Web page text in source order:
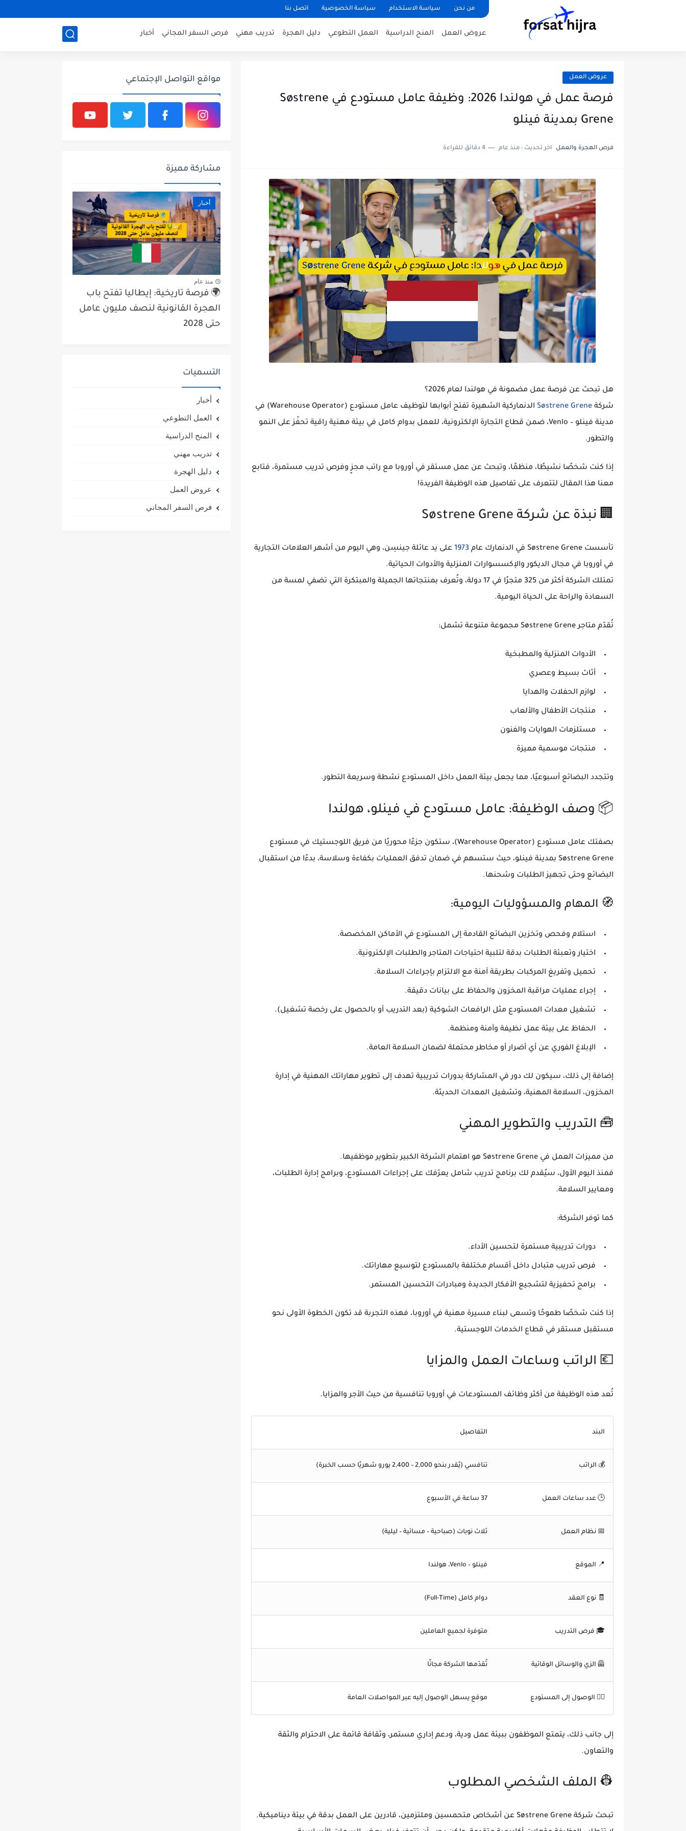
من نحن سياسة الاستخدام سياسة الخصوصية اتصل بنا
عروض العمل المنح الدراسية العمل التطوعي دليل الهجرة تدريب مهني فرص السفر المجاني أخبار
عروض العمل
فرصة عمل في هولندا 2026: وظيفة عامل مستودع في Søstrene
Grene بمدينة فينلو
فرص الهجرة والعمل اخر تحديث : منذ عام 4 دقائق للقراءة
هل تبحث عن فرصة عمل مضمونة في هولندا لعام 2026
؟
شركة Søstrene Grene الدنماركية الشهيرة تفتح أبوابها لتوظيف عامل مستودع (Warehouse Operator)
في
مدينة فينلو – Venlo
، ضمن قطاع التجارة الإلكترونية، للعمل بدوام كامل في بيئة مهنية راقية تحفّز على النمو
والتطور.
إذا كنت شخصًا نشيطًا، منظمًا، وتبحث عن عمل مستقر في أوروبا مع راتب مجزٍ وفرص تدريب مستمرة، فتابع
معنا هذا المقال لتتعرف على تفاصيل هذه الوظيفة الفريدة!
🏢 نبذة عن شركة Søstrene Grene
تأسست Søstrene Grene في الدنمارك عام 1973 على يد عائلة جينسِن، وهي اليوم من أشهر العلامات التجارية
في أوروبا في مجال الديكور والإكسسوارات المنزلية والأدوات الحياتية.
تمتلك الشركة أكثر من 325 متجرًا في 17 دولة
، وتُعرف بمنتجاتها الجميلة والمبتكرة التي تضفي لمسة من
السعادة والراحة على الحياة اليومية.
تُقدّم متاجر Søstrene Grene مجموعة متنوعة تشمل:
الأدوات المنزلية والمطبخية
أثاث بسيط وعصري
لوازم الحفلات والهدايا
منتجات الأطفال والألعاب
مستلزمات الهوايات والفنون
منتجات موسمية مميزة
وتتجدد البضائع أسبوعيًا، مما يجعل بيئة العمل داخل المستودع نشطة وسريعة التطور.
📦 وصف الوظيفة: عامل مستودع في فينلو، هولندا
بصفتك عامل مستودع (Warehouse Operator) ، ستكون جزءًا محوريًا من فريق اللوجستيك في مستودع
Søstrene Grene بمدينة فينلو
، حيث ستسهم في ضمان تدفق العمليات بكفاءة وسلاسة، بدءًا من استقبال
البضائع وحتى تجهيز الطلبات وشحنها.
🧭 المهام والمسؤوليات اليومية:
استلام وفحص وتخزين البضائع القادمة إلى المستودع في الأماكن المخصصة.
اختيار وتعبئة الطلبات بدقة لتلبية احتياجات المتاجر والطلبات الإلكترونية.
تحميل وتفريغ المركبات بطريقة آمنة مع الالتزام بإجراءات السلامة.
إجراء عمليات مراقبة المخزون والحفاظ على بيانات دقيقة.
تشغيل معدات المستودع مثل الرافعات الشوكية (بعد التدريب أو بالحصول على رخصة تشغيل).
الحفاظ على بيئة عمل نظيفة وآمنة ومنظمة.
الإبلاغ الفوري عن أي أضرار أو مخاطر محتملة لضمان السلامة العامة.
إضافة إلى ذلك، سيكون لك دور في المشاركة بدورات تدريبية تهدف إلى تطوير مهاراتك المهنية في إدارة
المخزون، السلامة المهنية، وتشغيل المعدات الحديثة.
🧰 التدريب والتطوير المهني
من مميزات العمل في Søstrene Grene هو اهتمام الشركة الكبير بتطوير موظفيها.
فمنذ اليوم الأول، سيُقدم لك برنامج تدريب شامل يعرّفك على إجراءات المستودع، وبرامج إدارة الطلبات،
ومعايير السلامة.
كما توفر الشركة:
دورات تدريبية مستمرة لتحسين الأداء.
فرص تدريب متبادل داخل أقسام مختلفة بالمستودع لتوسيع مهاراتك.
برامج تحفيزية لتشجيع الأفكار الجديدة ومبادرات التحسين المستمر.
إذا كنت شخصًا طموحًا وتسعى لبناء مسيرة مهنية في أوروبا، فهذه التجربة قد تكون الخطوة الأولى نحو
مستقبل مستقر في قطاع الخدمات اللوجستية.
💶 الراتب وساعات العمل والمزايا
تُعد هذه الوظيفة من أكثر وظائف المستودعات في أوروبا تنافسية من حيث الأجر والمزايا.
البند التفاصيل
💰 الراتب تنافسي (يُقدر بنحو 2,000 – 2,400 يورو شهريًا حسب الخبرة)
🕒 عدد ساعات العمل 37 ساعة في الأسبوع
📅 نظام العمل ثلاث نوبات (صباحية – مسائية – ليلية)
📍 الموقع فينلو – Venlo، هولندا
🧾 نوع العقد دوام كامل (Full-Time)
🎓 فرص التدريب متوفرة لجميع العاملين
🦺 الزي والوسائل الوقائية تُقدّمها الشركة مجانًا
🚴‍♂️ الوصول إلى المستودع موقع يسهل الوصول إليه عبر المواصلات العامة
إلى جانب ذلك، يتمتع الموظفون ببيئة عمل ودية، ودعم إداري مستمر، وثقافة قائمة على الاحترام والثقة
والتعاون.
👷 الملف الشخصي المطلوب
تبحث شركة Søstrene Grene عن أشخاص متحمسين وملتزمين، قادرين على العمل بدقة في بيئة ديناميكية.
مواقع التواصل الإجتماعي
مشاركة مميزة
أخبار
منذ عام
🌍 فرصة تاريخية: إيطاليا تفتح باب
الهجرة القانونية لنصف مليون عامل
حتى 2028
التسميات
أخبار
العمل التطوعي
المنح الدراسية
تدريب مهني
دليل الهجرة
عروض العمل
فرص السفر المجاني